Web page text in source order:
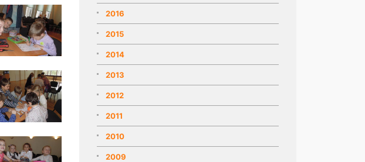
2016
2015
2014
2013
2012
2011
2010
2009